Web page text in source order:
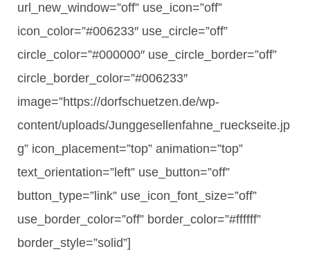
url_new_window=”off” use_icon=”off”
icon_color=”#006233″ use_circle=”off”
circle_color=”#000000″ use_circle_border=”off”
circle_border_color=”#006233″
image=”https://dorfschuetzen.de/wp-
content/uploads/Junggesellenfahne_rueckseite.jp
g” icon_placement=”top” animation=”top”
text_orientation=”left” use_button=”off”
button_type=”link” use_icon_font_size=”off”
use_border_color=”off” border_color=”#ffffff”
border_style=”solid”]